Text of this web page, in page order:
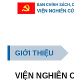
GIỚI THIỆU
VIỆN NGHIÊN